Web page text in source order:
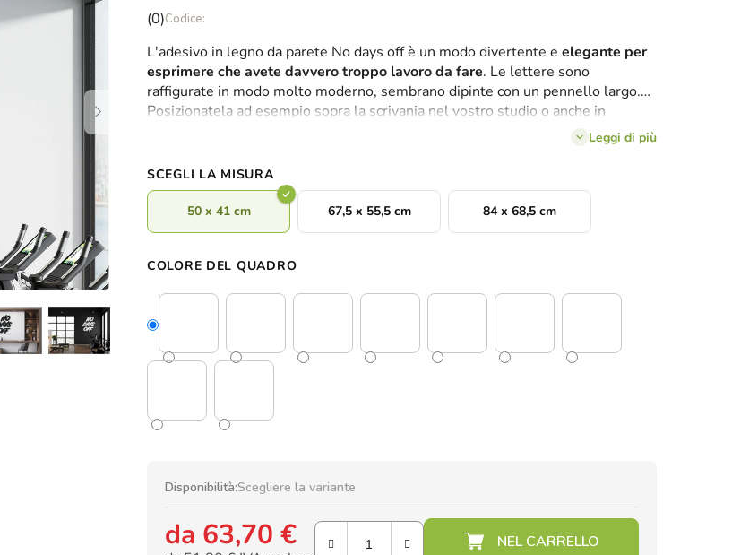
La
media
del
prodotto
è
5
stelle.
(0)
L'adesivo in legno da parete No days off è un modo divertente e elegante per
esprimere che avete davvero troppo lavoro da fare. Le lettere sono
raffigurate in modo molto moderno, sembrano dipinte con un pennello largo.
Posizionatela ad esempio sopra la scrivania nel vostro studio o anche in
Leggi di più
SCEGLI LA MISURA
50 x 41 cm 67,5 x 55,5 cm 84 x 68,5 cm
COLORE DEL QUADRO
Disponibilità:Scegliere la variante
da 63,70 €